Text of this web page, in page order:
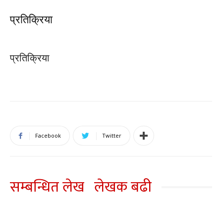
प्रतिक्रिया
प्रतिक्रिया
Facebook Twitter
सम्बन्धित लेख लेखक बढी